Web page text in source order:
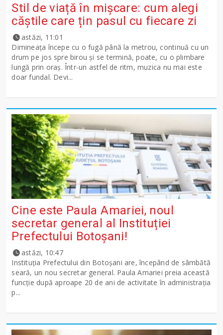
Stil de viață în mișcare: cum alegi
căștile care țin pasul cu fiecare zi
astăzi, 11:01
Dimineața începe cu o fugă până la metrou, continuă cu un
drum pe jos spre birou și se termină, poate, cu o plimbare
lungă prin oraș. Într-un astfel de ritm, muzica nu mai este
doar fundal. Devi...
Cine este Paula Amariei, noul
secretar general al Instituției
Prefectului Botoșani!
astăzi, 10:47
Instituția Prefectului din Botoșani are, începând de sâmbătă
seară, un nou secretar general. Paula Amariei preia această
funcție după aproape 20 de ani de activitate în administrația
p...